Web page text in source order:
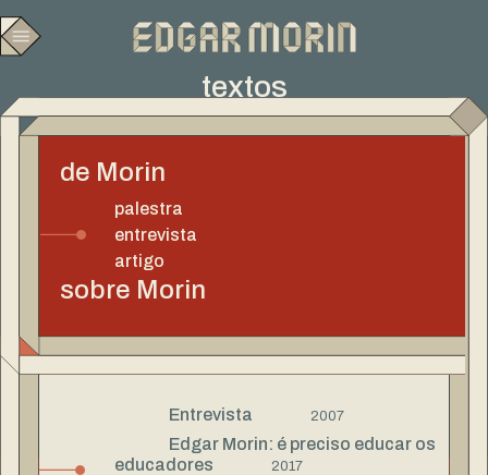
textos
de Morin
palestra
entrevista
artigo
sobre Morin
Entrevista 2007
Edgar Morin: é preciso educar os
educadores
2017